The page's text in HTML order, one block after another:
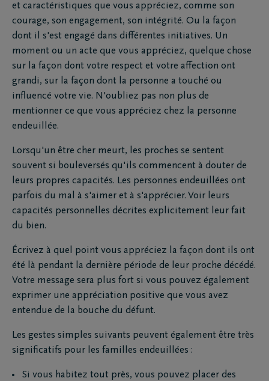
et caractéristiques que vous appréciez, comme son
courage, son engagement, son intégrité. Ou la façon
dont il s'est engagé dans différentes initiatives. Un
moment ou un acte que vous appréciez, quelque chose
sur la façon dont votre respect et votre affection ont
grandi, sur la façon dont la personne a touché ou
influencé votre vie. N'oubliez pas non plus de
mentionner ce que vous appréciez chez la personne
endeuillée.
Lorsqu'un être cher meurt, les proches se sentent
souvent si bouleversés qu'ils commencent à douter de
leurs propres capacités. Les personnes endeuillées ont
parfois du mal à s'aimer et à s'apprécier. Voir leurs
capacités personnelles décrites explicitement leur fait
du bien.
Écrivez à quel point vous appréciez la façon dont ils ont
été là pendant la dernière période de leur proche décédé.
Votre message sera plus fort si vous pouvez également
exprimer une appréciation positive que vous avez
entendue de la bouche du défunt.
Les gestes simples suivants peuvent également être très
significatifs pour les familles endeuillées :
Si vous habitez tout près, vous pouvez placer des